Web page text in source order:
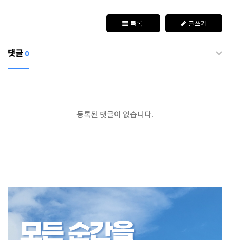
목록 글쓰기
댓글 0
등록된 댓글이 없습니다.